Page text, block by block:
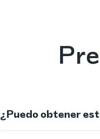
¿Puedo obtener